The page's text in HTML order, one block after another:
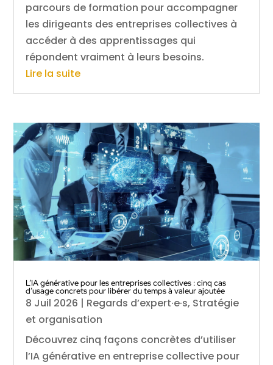
parcours de formation pour accompagner
les dirigeants des entreprises collectives à
accéder à des apprentissages qui
répondent vraiment à leurs besoins.
Lire la suite
L’IA générative pour les entreprises collectives : cinq cas
d’usage concrets pour libérer du temps à valeur ajoutée
8 Juil 2026 | Regards d’expert·e·s, Stratégie
et organisation
Découvrez cinq façons concrètes d’utiliser
l’IA générative en entreprise collective pour